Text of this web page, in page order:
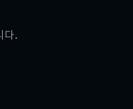
다.